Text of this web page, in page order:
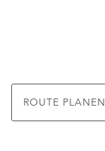
ROUTE PLANEN